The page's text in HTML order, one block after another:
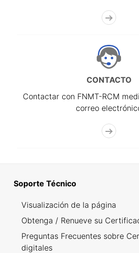
CONTACTO
Contactar con FNMT-RCM
correo
Soporte Técnico
Visualización de la página
Obtenga / Renueve su
Preguntas Frecuentes sobre
digitales